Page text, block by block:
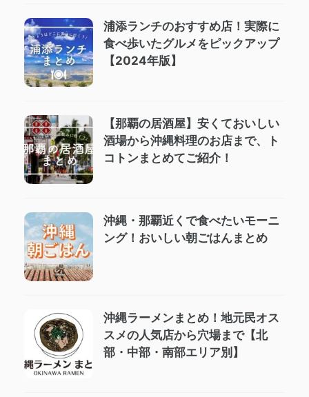
浦添ランチのおすすめ店！実際に
食べ歩いたグルメをピックアップ
【2024年版】
【那覇の居酒屋】安くておいしい
酒場から沖縄料理のお店まで、ト
コトンまとめてご紹介！
沖縄・那覇近くで食べたいモーニ
ング！おいしい朝ごはんまとめ
沖縄ラーメンまとめ！地元民オス
スメの人気店から穴場まで【北
部・中部・南部エリア別】